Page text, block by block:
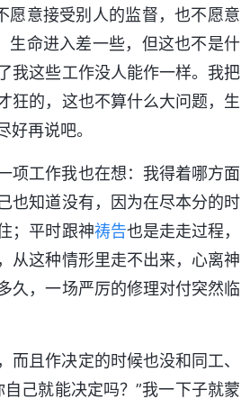
愿意接受别人的监督，也不愿意
生命进入差一些，但这也不是什
我这些工作没人能作一样。我把
狂的，这也不算什么大问题，生
再说吧。
项工作我也在想：我得着哪方面
也知道没有，因为在尽本分的时
；平时跟神祷告也是走走过程，
从这种情形里走不出来，心离神
久，一场严厉的修理对付突然临
且作决定的时候也没和同工、
己就能决定吗？”我一下子就蒙